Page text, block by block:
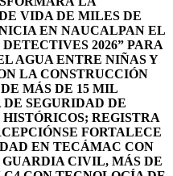
VIDA DE MILES DE
EN NAUCALPAN EL
2026” PARA
AGUA ENTRE NIÑAS Y
LA CONSTRUCCIÓN
MÁS DE 15 MIL
SEGURIDAD DE
REGISTRA
SE FORTALECE
EN TECÁMAC CON
CIVIL, MÁS DE